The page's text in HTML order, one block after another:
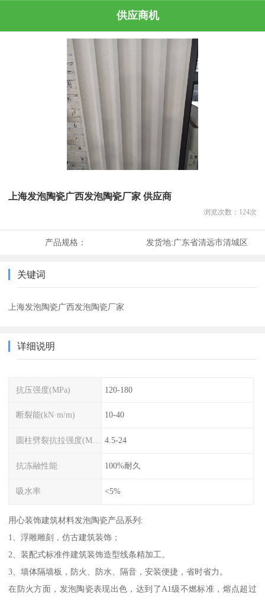
供应商机
上海发泡陶瓷广西发泡陶瓷厂家 供应商
浏览次数： 124次
产品规格： 发货地:广东省清远市清城区
关键词
上海发泡陶瓷广西发泡陶瓷厂家
详细说明
抗压强度(MPa) 120-180
断裂能(kN·m/m) 10-40
圆柱劈裂抗拉强度(MPa) 4.5-24
抗冻融性能 100%耐久
吸水率 <5%
用心装饰建筑材料发泡陶瓷产品系列:
1、浮雕雕刻，仿古建筑装饰；
2、装配式标准件建筑装饰造型线条精加工。
3、墙体隔墙板，防火、防水、隔音，安装便捷，省时省力。
在防火方面，发泡陶瓷表现出色，达到了A1级不燃标准，熔点超过